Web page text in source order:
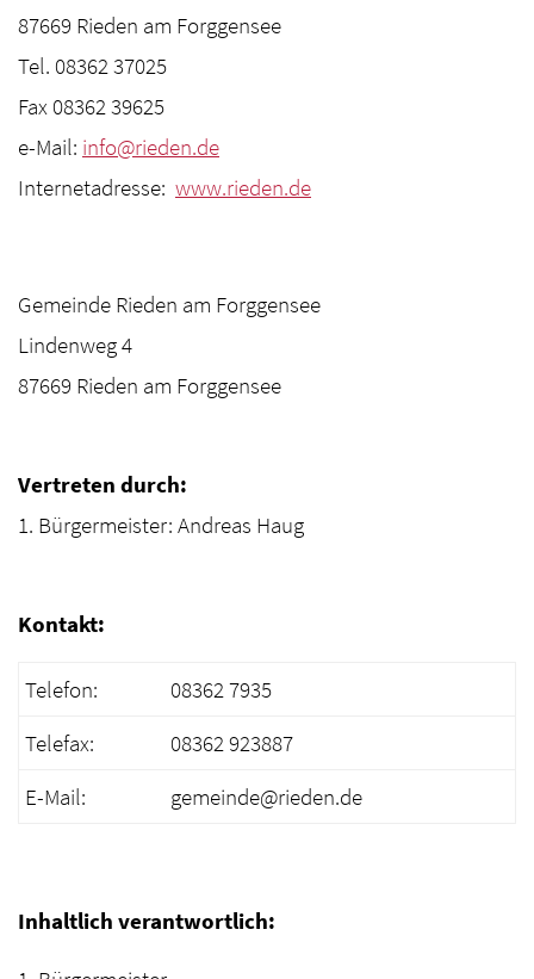
87669 Rieden am Forggensee
Tel. 08362 37025
Fax 08362 39625
e-Mail: info@rieden.de
Internetadresse: www.rieden.de
Gemeinde Rieden am Forggensee
Lindenweg 4
87669 Rieden am Forggensee
Vertreten durch:
1. Bürgermeister: Andreas Haug
Kontakt:
Telefon:
08362 7935
Telefax:
08362 923887
E-Mail:
gemeinde@rieden.de
Inhaltlich verantwortlich: